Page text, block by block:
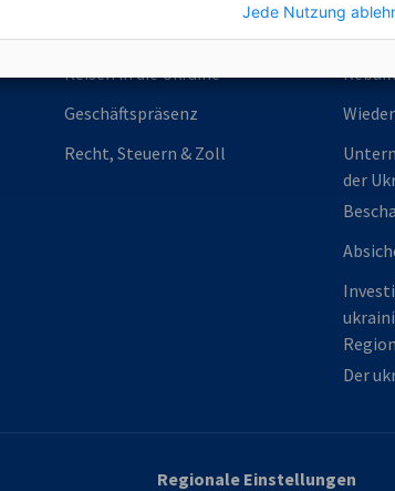
Dienstleistungen
Reisen in die Ukraine
Geschäftspräsenz
Recht, Steuern & Zoll
der
Der
Regionale Einstellungen
Jede Nutzung